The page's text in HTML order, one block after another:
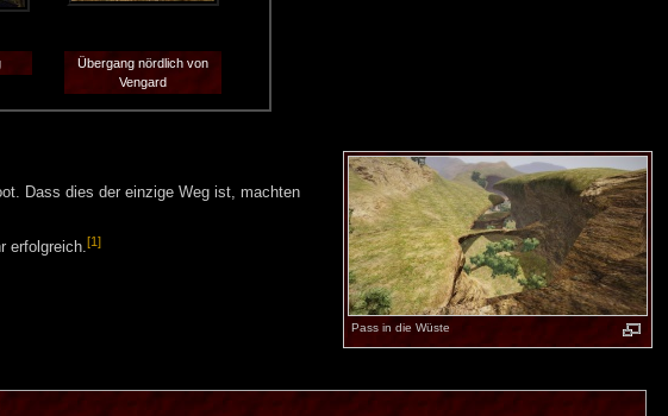
Übergang nördlich von
Vengard
Pass in die Wüste
Dass dies der einzige Weg ist, machten
erfolgreich.[1]